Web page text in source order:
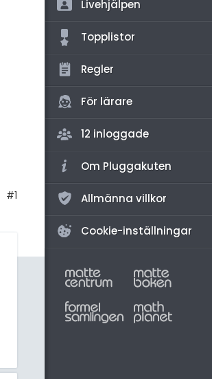
#1
Livehjälpen
Topplistor
Regler
För lärare
12 inloggade
Om Pluggakuten
Allmänna villkor
Cookie-inställningar